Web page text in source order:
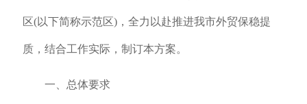
区(以下简称示范区)，全力以赴推进我市外贸保稳提
质，结合工作实际，制订本方案。
一、总体要求